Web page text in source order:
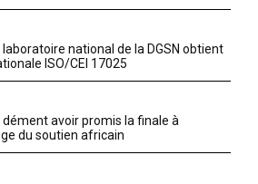
national de la DGSN obtient
ISO/CEI 17025
dément avoir promis la finale à
du soutien africain